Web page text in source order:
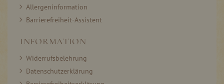
Allergeninformation
Barrierefreiheit-Assistent
INFORMATION
Widerrufsbelehrung
Datenschutzerklärung